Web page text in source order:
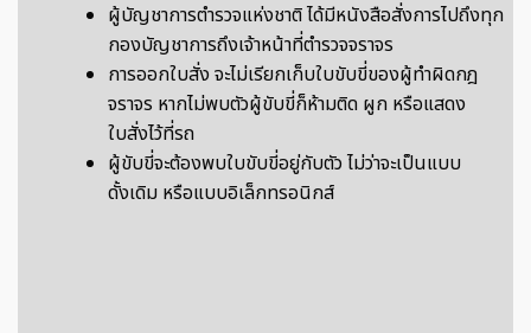
ผู้บัญชาการตำรวจแห่งชาติ ได้มีหนังสือสั่งการไปถึงทุก
กองบัญชาการถึงเจ้าหน้าที่ตำรวจจราจร
การออกใบสั่ง จะไม่เรียกเก็บใบขับขี่ของผู้ทำผิดกฎ
จราจร หากไม่พบตัวผู้ขับขี่ก็ห้ามติด ผูก หรือแสดง
ใบสั่งไว้ที่รถ
ผู้ขับขี่จะต้องพบใบขับขี่อยู่กับตัว ไม่ว่าจะเป็นแบบ
ดั้งเดิม หรือแบบอิเล็กทรอนิกส์